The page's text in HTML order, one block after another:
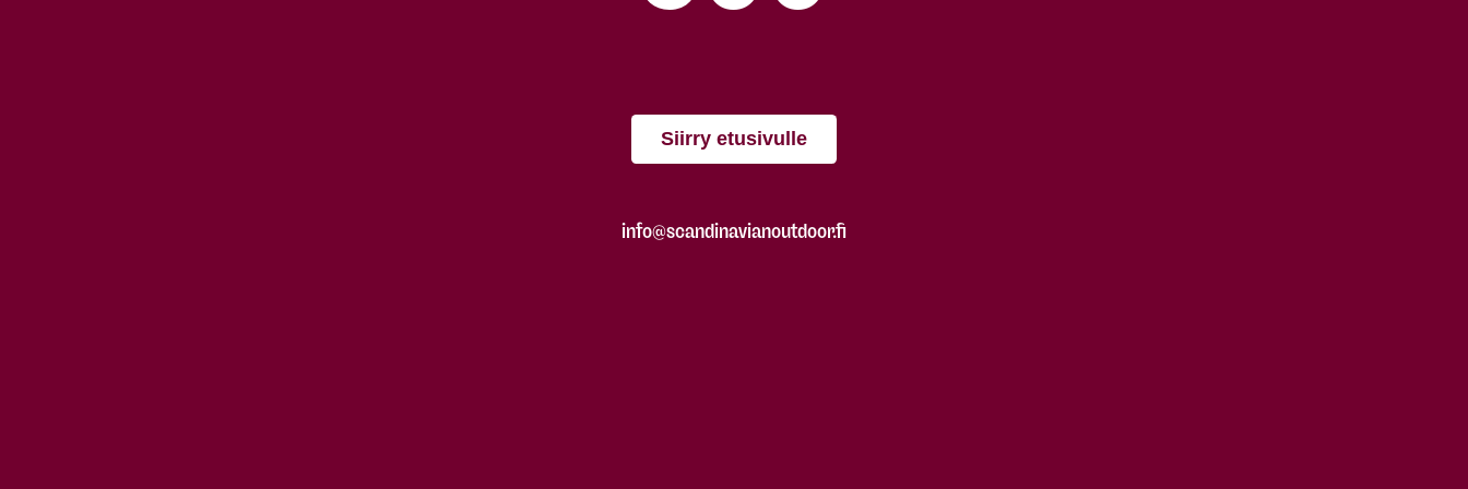
Siirry etusivulle
info@scandinavianoutdoor.fi